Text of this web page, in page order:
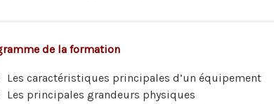
de la formation
Les caractéristiques principales d’un équipement
Les principales grandeurs physiques